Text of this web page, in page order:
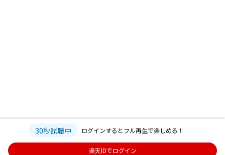
30秒試聴中 ログインするとフル再生で楽しめる！
楽天IDでログイン